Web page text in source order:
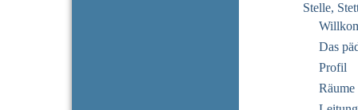
Stelle,
Das
Profil
Räume